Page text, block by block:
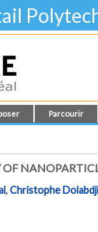
Parcourir
,Christophe